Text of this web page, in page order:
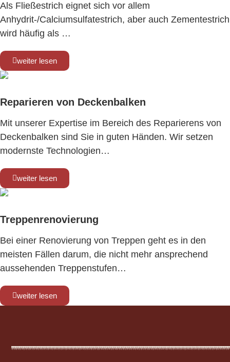
Als Fließestrich eignet sich vor allem
Anhydrit-/Calciumsulfatestrich, aber auch Zementestrich
wird häufig als …
weiter lesen
Reparieren von Deckenbalken
Mit unserer Expertise im Bereich des Reparierens von
Deckenbalken sind Sie in guten Händen. Wir setzen
modernste Technologien…
weiter lesen
Treppenrenovierung
Bei einer Renovierung von Treppen geht es in den
meisten Fällen darum, die nicht mehr ansprechend
aussehenden Treppenstufen…
weiter lesen